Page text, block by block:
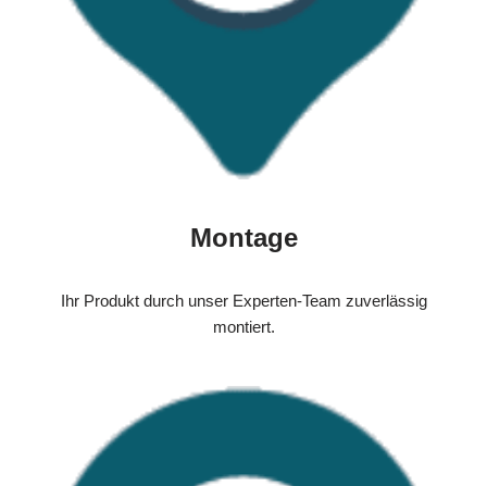
Montage
Ihr Produkt durch unser Experten-Team zuverlässig
montiert.